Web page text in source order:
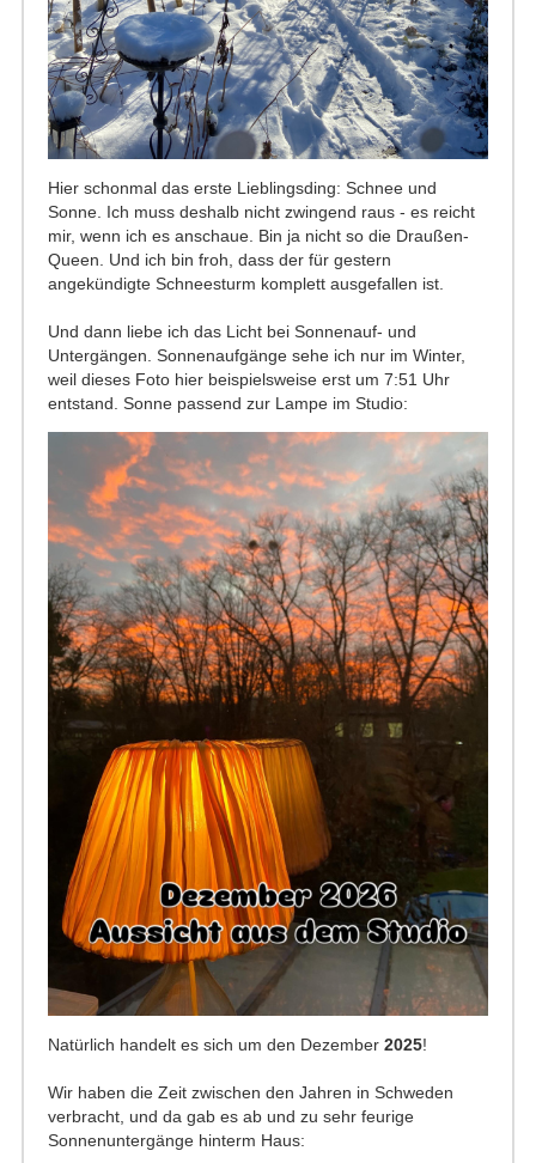
Hier schonmal das erste Lieblingsding: Schnee und
Sonne. Ich muss deshalb nicht zwingend raus - es reicht
mir, wenn ich es anschaue. Bin ja nicht so die Draußen-
Queen. Und ich bin froh, dass der für gestern
angekündigte Schneesturm komplett ausgefallen ist.
Und dann liebe ich das Licht bei Sonnenauf- und
Untergängen. Sonnenaufgänge sehe ich nur im Winter,
weil dieses Foto hier beispielsweise erst um 7:51 Uhr
entstand. Sonne passend zur Lampe im Studio:
Natürlich handelt es sich um den Dezember 2025!
Wir haben die Zeit zwischen den Jahren in Schweden
verbracht, und da gab es ab und zu sehr feurige
Sonnenuntergänge hinterm Haus: